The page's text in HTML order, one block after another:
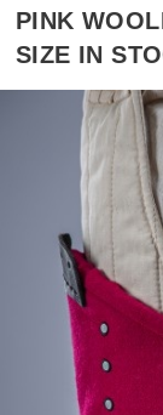
PINK
SIZE IN